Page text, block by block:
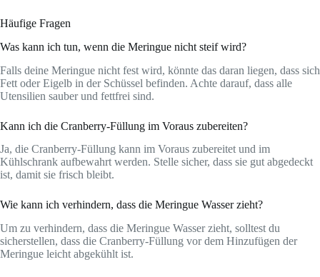
Häufige Fragen
Was kann ich tun, wenn die Meringue nicht steif wird?
Falls deine Meringue nicht fest wird, könnte das daran liegen, dass sich
Fett oder Eigelb in der Schüssel befinden. Achte darauf, dass alle
Utensilien sauber und fettfrei sind.
Kann ich die Cranberry-Füllung im Voraus zubereiten?
Ja, die Cranberry-Füllung kann im Voraus zubereitet und im
Kühlschrank aufbewahrt werden. Stelle sicher, dass sie gut abgedeckt
ist, damit sie frisch bleibt.
Wie kann ich verhindern, dass die Meringue Wasser zieht?
Um zu verhindern, dass die Meringue Wasser zieht, solltest du
sicherstellen, dass die Cranberry-Füllung vor dem Hinzufügen der
Meringue leicht abgekühlt ist.